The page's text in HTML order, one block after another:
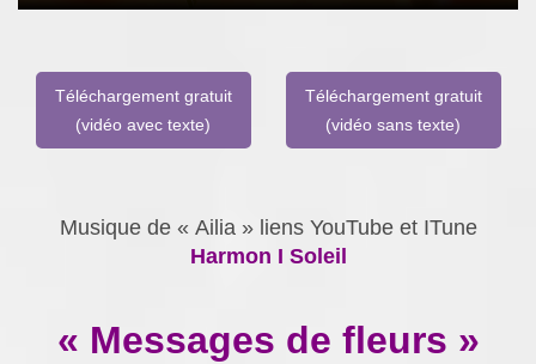
Téléchargement gratuit
(vidéo avec texte)
Téléchargement gratuit
(vidéo sans texte)
Musique de « Ailia » liens YouTube et ITune
Harmon I Soleil
« Messages de fleurs »